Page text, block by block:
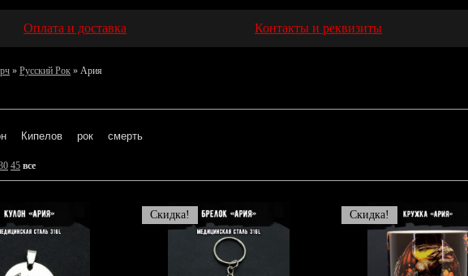
Оплата и доставка Контакты и реквизиты
» Русский Рок » Ария
Кипелов рок смерть
45 все
Скидка! Скидка!